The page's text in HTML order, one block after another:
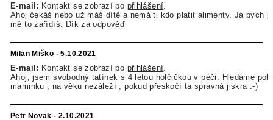
E-mail: Kontakt se zobrazí po přihlášení
Ahoj čekáš nebo už máš dítě a nemá ti kdo platit alimenty. Já bych
mě to zařídíš. Dík za odpověď
Milan Miško - 5.10.2021
E-mail: Kontakt se zobrazí po přihlášení
Ahoj, jsem svobodný tatínek s 4 letou holčičkou v péči. Hledáme
maminku , na věku nezáleží , pokud přeskočí ta správná jiskra :-)
Petr Novak - 2.10.2021